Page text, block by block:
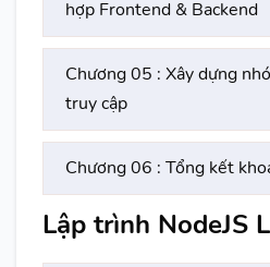
hợp Frontend & Backend
Chương 05 : Xây dựng
truy cập
Chương 06 : Tổng kết
Lập trình NodeJS